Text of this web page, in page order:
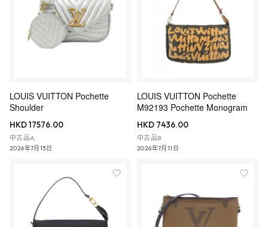
LOUIS VUITTON Pochette
Shoulder
HKD 17576.00
中古品A
2026年7月13日
LOUIS VUITTON Pochette
M92193 Pochette Monogram
HKD 7436.00
中古品B
2026年7月11日